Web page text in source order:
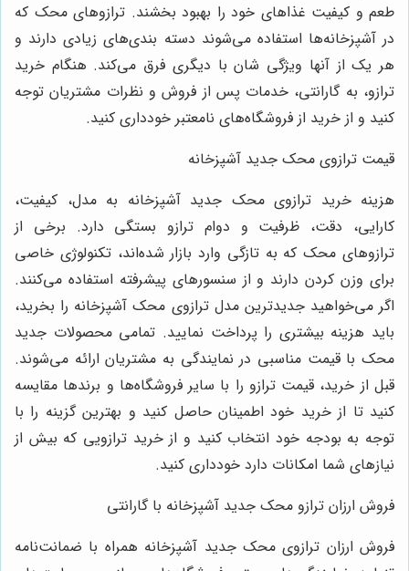
طعم و کیفیت غذاهای خود را بهبود بخشند. ترازوهای محک که
در آشپزخانه‌ها استفاده می‌شوند دسته بندی‌های زیادی دارند و
هر یک از آنها ویژگی شان با دیگری فرق می‌کند. هنگام خرید
ترازو، به گارانتی، خدمات پس از فروش و نظرات مشتریان توجه
کنید و از خرید از فروشگاه‌های نامعتبر خودداری کنید.
قیمت ترازوی محک جدید آشپزخانه
هزینه خرید ترازوی محک جدید آشپزخانه به مدل، کیفیت،
کارایی، دقت، ظرفیت و دوام ترازو بستگی دارد. برخی از
ترازوهای محک که به تازگی وارد بازار شده‌اند، تکنولوژی خاصی
برای وزن کردن دارند و از سنسورهای پیشرفته استفاده می‌کنند.
اگر می‌خواهید جدیدترین مدل ترازوی محک آشپزخانه را بخرید،
باید هزینه بیشتری را پرداخت نمایید. تمامی محصولات جدید
محک با قیمت مناسبی در نمایندگی به مشتریان ارائه می‌شوند.
قبل از خرید، قیمت ترازو را با سایر فروشگاه‌ها و برندها مقایسه
کنید تا از خرید خود اطمینان حاصل کنید و بهترین گزینه را با
توجه به بودجه خود انتخاب کنید و از خرید ترازویی که بیش از
نیازهای شما امکانات دارد خودداری کنید.
فروش ارزان ترازو محک جدید آشپزخانه با گارانتی
فروش ارزان ترازوی محک جدید آشپزخانه همراه با ضمانت‌نامه